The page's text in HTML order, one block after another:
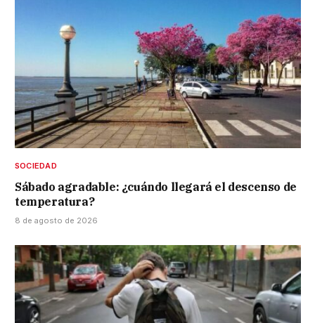
SOCIEDAD
Sábado agradable: ¿cuándo llegará el descenso de
temperatura?
8 de agosto de 2026